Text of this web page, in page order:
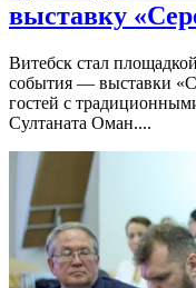
выставку
Витебск стал
события — выставки
гостей с
Султаната Оман....